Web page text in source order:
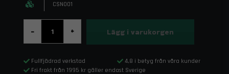
CSN001
- + Lägg i varukorgen
Fullfjädrad verkstad
4,8 i betyg från våra kunder
Fri frakt från 1995 kr gäller endast Sverige